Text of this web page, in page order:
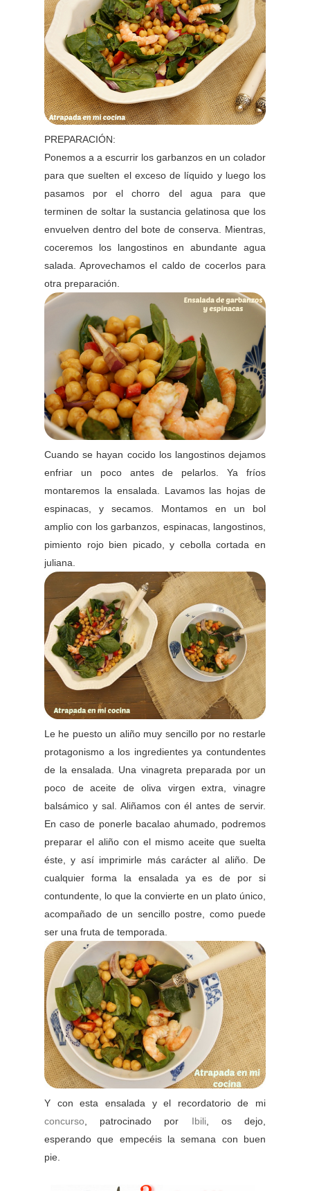
PREPARACIÓN:
Ponemos a a escurrir los garbanzos en un colador
para que suelten el exceso de líquido y luego los
pasamos por el chorro del agua para que
terminen de soltar la sustancia gelatinosa que los
envuelven dentro del bote de conserva. Mientras,
coceremos los langostinos en abundante agua
salada. Aprovechamos el caldo de cocerlos para
otra preparación.
Cuando se hayan cocido los langostinos dejamos
enfriar un poco antes de pelarlos. Ya fríos
montaremos la ensalada. Lavamos las hojas de
espinacas, y secamos. Montamos en un bol
amplio con los garbanzos, espinacas, langostinos,
pimiento rojo bien picado, y cebolla cortada en
juliana.
Le he puesto un aliño muy sencillo por no restarle
protagonismo a los ingredientes ya contundentes
de la ensalada. Una vinagreta preparada por un
poco de aceite de oliva virgen extra, vinagre
balsámico y sal. Aliñamos con él antes de servir.
En caso de ponerle bacalao ahumado, podremos
preparar el aliño con el mismo aceite que suelta
éste, y así imprimirle más carácter al aliño. De
cualquier forma la ensalada ya es de por si
contundente, lo que la convierte en un plato único,
acompañado de un sencillo postre, como puede
ser una fruta de temporada.
Y con esta ensalada y el recordatorio de mi
concurso , patrocinado por Ibili, os dejo,
esperando que empecéis la semana con buen
pie.